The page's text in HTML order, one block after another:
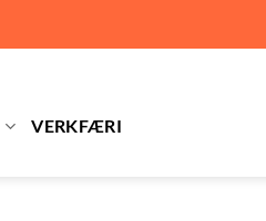
VERKFÆRI